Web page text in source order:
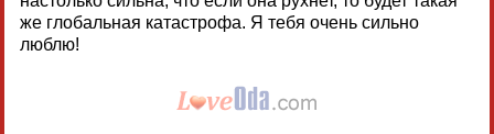
же глобальная катастрофа. Я тебя очень сильно
люблю!